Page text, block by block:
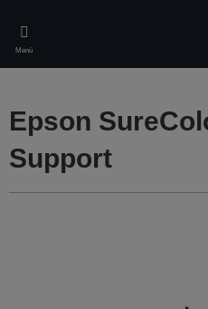
main
content
Menú
Epson
Support